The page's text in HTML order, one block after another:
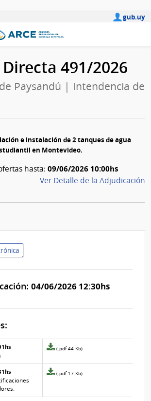
gub.uy
491/2026
Paysandú | Intendencia de
e instalación de 2 tanques de agua
en Montevideo.
hasta: 09/06/2026 10:00hs
Ver Detalle de la Adjudicación
04/06/2026 12:30hs
llamado
Archivo
de
la
1
(.pdf 44 Kb)
Archivo
la
(.pdf 17 Kb)